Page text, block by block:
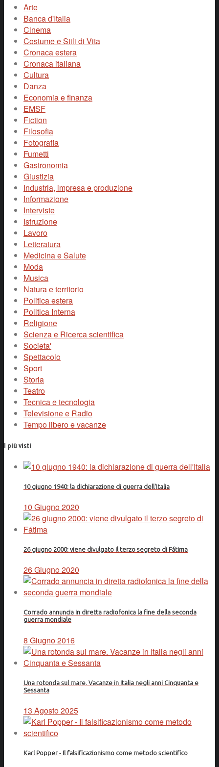
Arte
Banca d'Italia
Cinema
Costume e Stili di Vita
Cronaca estera
Cronaca italiana
Cultura
Danza
Economia e finanza
EMSF
Fiction
Filosofia
Fotografia
Fumetti
Gastronomia
Giustizia
Industria, impresa e produzione
Informazione
Interviste
Istruzione
Lavoro
Letteratura
Medicina e Salute
Moda
Musica
Natura e territorio
Politica estera
Politica Interna
Religione
Scienza e Ricerca scientifica
Societa'
Spettacolo
Sport
Storia
Teatro
Tecnica e tecnologia
Televisione e Radio
Tempo libero e vacanze
I più visti
10 giugno 1940: la dichiarazione di guerra dell'Italia
10 Giugno 2020
26 giugno 2000: viene divulgato il terzo segreto di Fátima
26 Giugno 2020
Corrado annuncia in diretta radiofonica la fine della seconda
guerra mondiale
8 Giugno 2016
Una rotonda sul mare. Vacanze in Italia negli anni Cinquanta e
Sessanta
13 Agosto 2025
Karl Popper - Il falsificazionismo come metodo scientifico